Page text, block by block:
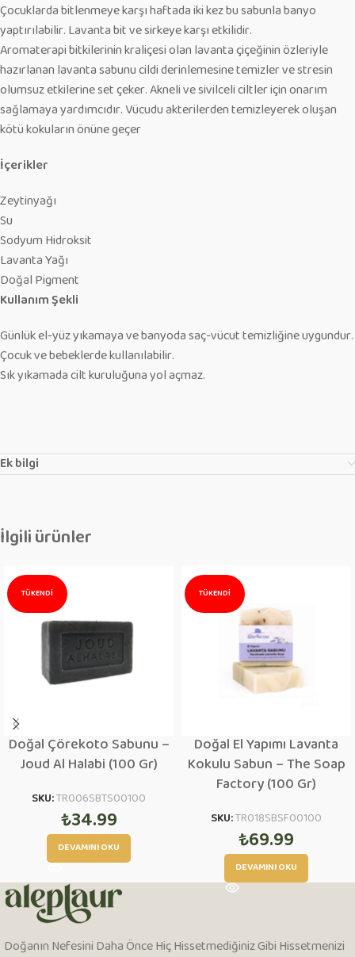
Çocuklarda bitlenmeye karşı haftada iki kez bu sabunla banyo
yaptırılabilir. Lavanta bit ve sirkeye karşı etkilidir.
Aromaterapi bitkilerinin kraliçesi olan lavanta çiçeğinin özleriyle
hazırlanan lavanta sabunu cildi derinlemesine temizler ve stresin
olumsuz etkilerine set çeker. Akneli ve sivilceli ciltler için onarım
sağlamaya yardımcıdır. Vücudu akterilerden temizleyerek oluşan
kötü kokuların önüne geçer
İçerikler
Zeytinyağı
Su
Sodyum Hidroksit
Lavanta Yağı
Doğal Pigment
Kullanım Şekli
Günlük el-yüz yıkamaya ve banyoda saç-vücut temizliğine uygundur.
Çocuk ve bebeklerde kullanılabilir.
Sık yıkamada cilt kuruluğuna yol açmaz.
Ek bilgi
İlgili ürünler
TÜKENDI
Doğal Çörekoto Sabunu –
Joud Al Halabi (100 Gr)
SKU:TR006SBTS00100
₺34.99
DEVAMINI OKU
TÜKENDI
Doğal El Yapımı Lavanta
Kokulu Sabun – The Soap
Factory (100 Gr)
SKU:TR018SBSF00100
₺69.99
DEVAMINI OKU
Doğanın Nefesini Daha Önce Hiç Hissetmediğiniz Gibi Hissetmenizi